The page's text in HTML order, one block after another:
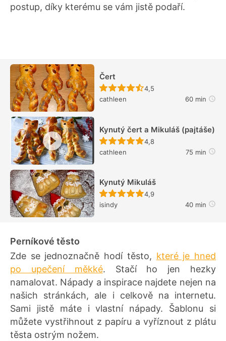
postup, díky kterému se vám jistě podaří.
Čert
Recept ještě nebyl
4,5
cathleen
60 min
Kynutý čert a Mikuláš (pajtáše)
Recept ještě nebyl
4,8
cathleen
75 min
Kynutý Mikuláš
Recept ještě nebyl
4,9
isindy
40 min
Perníkové těsto
Zde se jednoznačně hodí těsto, které je hned
po upečení měkké. Stačí ho jen hezky
namalovat. Nápady a inspirace najdete nejen na
našich stránkách, ale i celkově na internetu.
Sami jistě máte i vlastní nápady. Šablonu si
můžete vystřihnout z papíru a vyříznout z plátu
těsta ostrým nožem.